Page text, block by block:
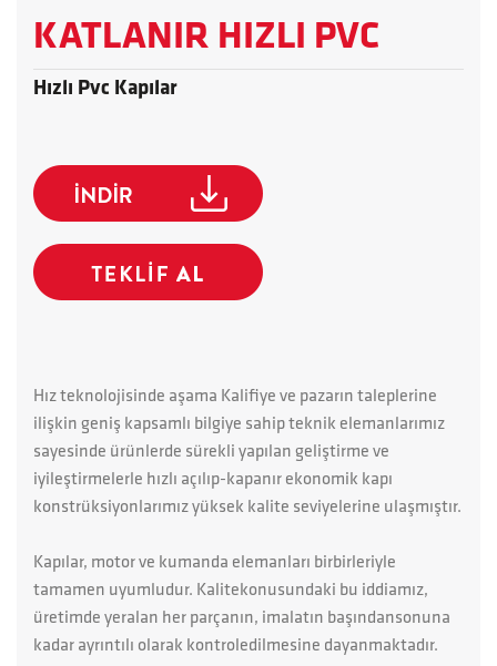
KATLANIR HIZLI PVC
Hızlı Pvc Kapılar
Hız teknolojisinde aşama Kalifiye ve pazarın taleplerine
ilişkin geniş kapsamlı bilgiye sahip teknik elemanlarımız
sayesinde ürünlerde sürekli yapılan geliştirme ve
iyileştirmelerle hızlı açılıp-kapanır ekonomik kapı
konstrüksiyonlarımız yüksek kalite seviyelerine ulaşmıştır.
Kapılar, motor ve kumanda elemanları birbirleriyle
tamamen uyumludur. Kalitekonusundaki bu iddiamız,
üretimde yeralan her parçanın, imalatın başındansonuna
kadar ayrıntılı olarak kontroledilmesine dayanmaktadır.